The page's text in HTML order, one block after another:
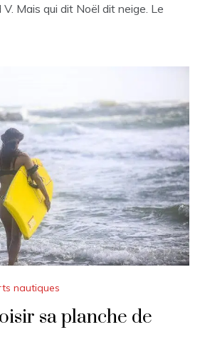
Mais qui dit Noël dit neige. Le
nautiques
sa planche de